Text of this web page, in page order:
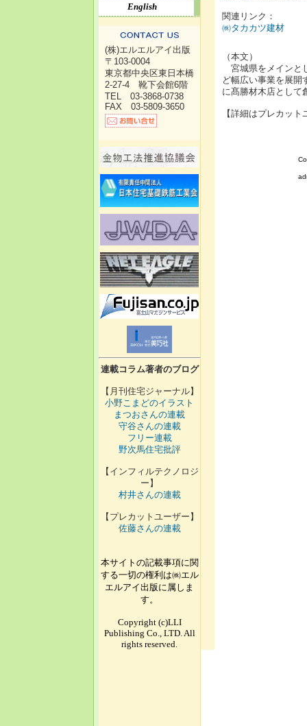
English
(株)エルエルアイ出版
〒103-0004
東京都中央区東日本橋
2-27-4 靴下会館6階
TEL 03-3868-0738
FAX 03-5809-3650
連載コラム著者のブログ
【月刊住宅ジャーナル】
小野こまどのイラスト
まつおさんの連載
守谷さんの連載
フリー連載
野次馬住宅批評
【インフィルテクノロジ
ー】
村井さんの連載
【プレカットユーザー】
佐藤さんの連載
本サイトの記載事項に関
する一切の権利は㈱エル
エルアイ出版に属しま
す。
Copyright (c)LLI
Publishing Co., LTD. All
rights reserved.
関連リンク：
㈱タカカツ建材
（本文）
宮城県をメインと
ど幅広い事業を展開
に髙勝材木店として
【詳細はプレカッ